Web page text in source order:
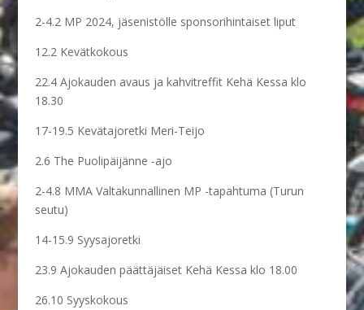
2-4.2 MP 2024, jäsenistölle sponsorihintaiset liput
12.2 Kevätkokous
22.4 Ajokauden avaus ja kahvitreffit Kehä Kessa klo
18.30
17-19.5 Kevätajoretki Meri-Teijo
2.6 The Puolipäijänne -ajo
2-4.8 MMA Valtakunnallinen MP -tapahtuma (Turun
seutu)
14-15.9 Syysajoretki
23.9 Ajokauden päättäjäiset Kehä Kessa klo 18.00
26.10 Syyskokous